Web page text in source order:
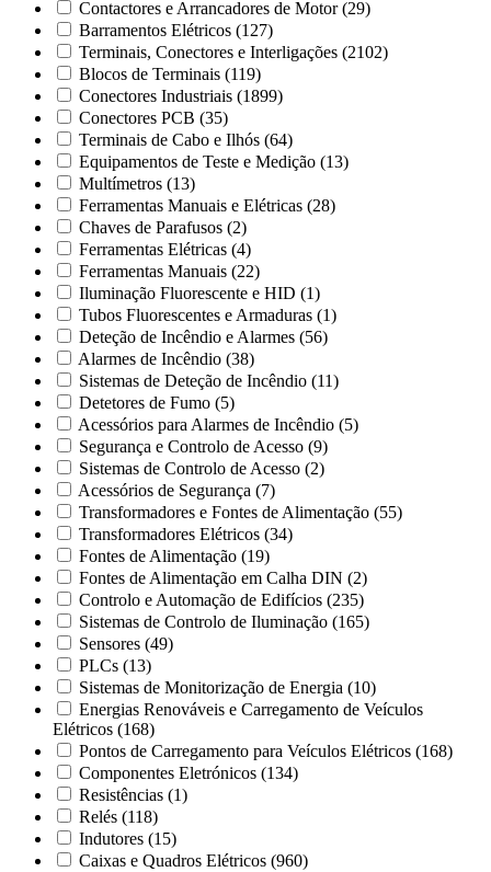
Contactores e Arrancadores de Motor (29)
Barramentos Elétricos (127)
Terminais, Conectores e Interligações (2102)
Blocos de Terminais (119)
Conectores Industriais (1899)
Conectores PCB (35)
Terminais de Cabo e Ilhós (64)
Equipamentos de Teste e Medição (13)
Multímetros (13)
Ferramentas Manuais e Elétricas (28)
Chaves de Parafusos (2)
Ferramentas Elétricas (4)
Ferramentas Manuais (22)
Iluminação Fluorescente e HID (1)
Tubos Fluorescentes e Armaduras (1)
Deteção de Incêndio e Alarmes (56)
Alarmes de Incêndio (38)
Sistemas de Deteção de Incêndio (11)
Detetores de Fumo (5)
Acessórios para Alarmes de Incêndio (5)
Segurança e Controlo de Acesso (9)
Sistemas de Controlo de Acesso (2)
Acessórios de Segurança (7)
Transformadores e Fontes de Alimentação (55)
Transformadores Elétricos (34)
Fontes de Alimentação (19)
Fontes de Alimentação em Calha DIN (2)
Controlo e Automação de Edifícios (235)
Sistemas de Controlo de Iluminação (165)
Sensores (49)
PLCs (13)
Sistemas de Monitorização de Energia (10)
Energias Renováveis e Carregamento de Veículos
Elétricos (168)
Pontos de Carregamento para Veículos Elétricos (168)
Componentes Eletrónicos (134)
Resistências (1)
Relés (118)
Indutores (15)
Caixas e Quadros Elétricos (960)